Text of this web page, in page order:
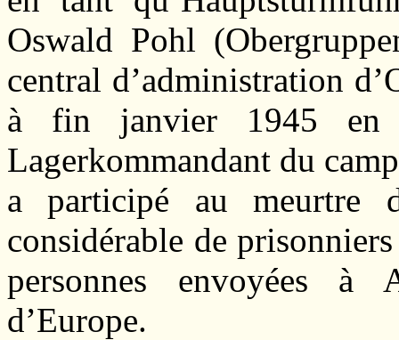
Oswald Pohl
central d’administration
à fin janvier 1945 en
Lagerkommandant du
a participé au meurtre
considérable de
personnes envoyées à
d’Europe.